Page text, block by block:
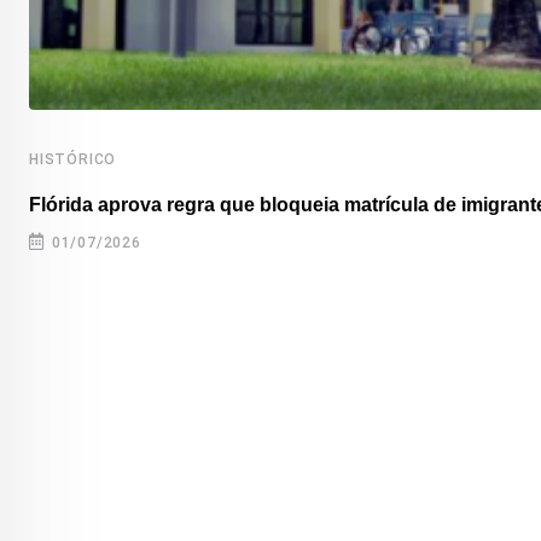
HISTÓRICO
Flórida aprova regra que bloqueia matrícula de
01/07/2026